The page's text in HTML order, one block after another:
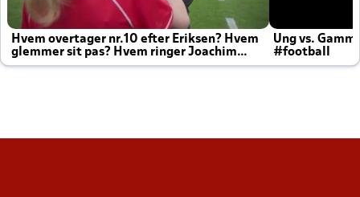
Hvem overtager nr.10 efter Eriksen? Hvem
glemmer sit pas? Hvem ringer Joachim
altid til efter kampe?
Ung vs.
#football